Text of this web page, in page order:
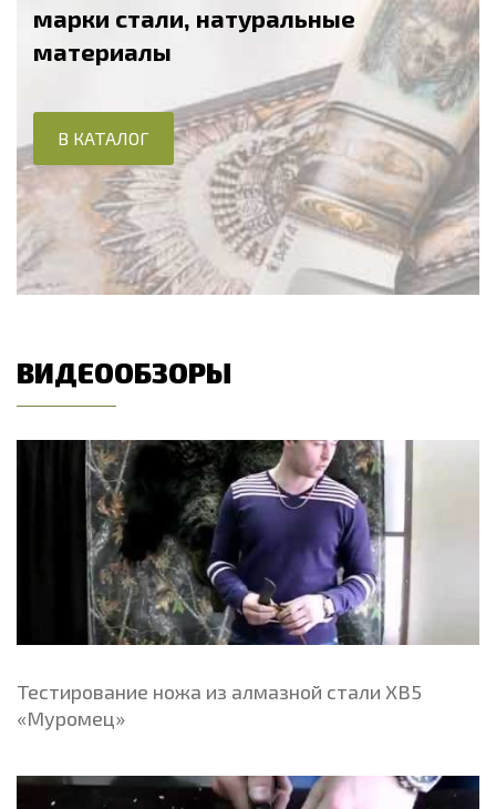
марки стали, натуральные
материалы
В КАТАЛОГ
ВИДЕООБЗОРЫ
Тестирование ножа из алмазной стали ХВ5
«Муромец»